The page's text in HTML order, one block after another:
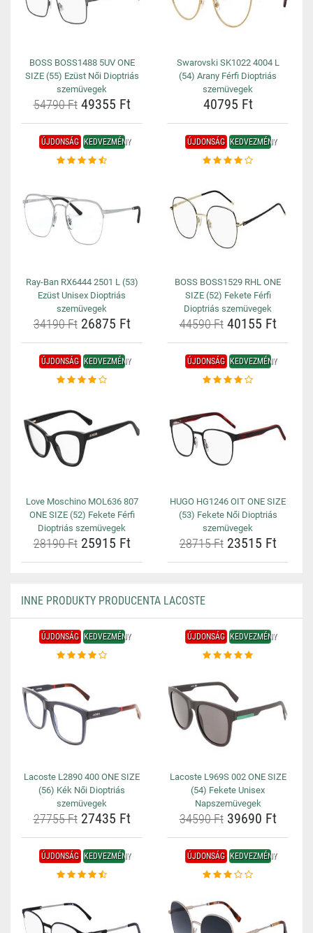
BOSS BOSS1488 5UV ONE
SIZE (55) Ezüst Női Dioptriás
szemüvegek
54790 Ft49355 Ft
Swarovski SK1022 4004 L
(54) Arany Férfi Dioptriás
szemüvegek
40795 Ft
ÚJDONSÁG KEDVEZMÉNY
Ray-Ban RX6444 2501 L (53)
Ezüst Unisex Dioptriás
szemüvegek
34190 Ft26875 Ft
ÚJDONSÁG KEDVEZMÉNY
BOSS BOSS1529 RHL ONE
SIZE (52) Fekete Férfi
Dioptriás szemüvegek
44590 Ft40155 Ft
ÚJDONSÁG KEDVEZMÉNY
Love Moschino MOL636 807
ONE SIZE (52) Fekete Férfi
Dioptriás szemüvegek
28190 Ft25915 Ft
ÚJDONSÁG KEDVEZMÉNY
HUGO HG1246 OIT ONE SIZE
(53) Fekete Női Dioptriás
szemüvegek
28715 Ft23515 Ft
INNE PRODUKTY PRODUCENTA LACOSTE
ÚJDONSÁG KEDVEZMÉNY
Lacoste L2890 400 ONE SIZE
(56) Kék Női Dioptriás
szemüvegek
27755 Ft27435 Ft
ÚJDONSÁG KEDVEZMÉNY
Lacoste L969S 002 ONE SIZE
(54) Fekete Unisex
Napszemüvegek
34590 Ft39690 Ft
ÚJDONSÁG KEDVEZMÉNY ÚJDONSÁG KEDVEZMÉNY